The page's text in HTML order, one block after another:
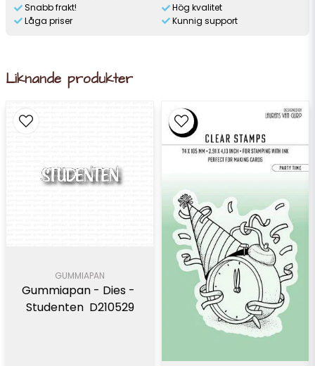
Snabb frakt!
Låga priser
Hög kvalitet
Kunnig support
Liknande produkter
GUMMIAPAN
Gummiapan - Dies -
Studenten  D210529